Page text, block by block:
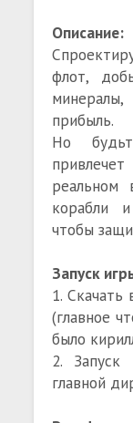
Описание:
флот,
прибыль.
Но
реальном
корабли
чтобы
Запуск
1.
(главное
было
2. Запуск
главной